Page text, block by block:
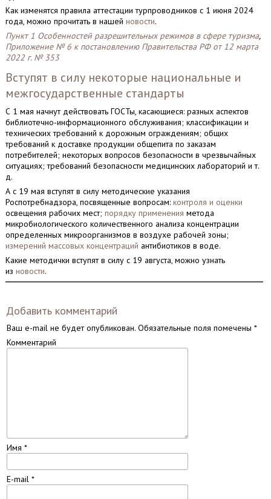
Как изменятся правила аттестации турпроводников с 1 июня 2024
года, можно прочитать в нашей новости.
Пункт 1 Особенностей разрешительных режимов в сфере туризма,
Приложение № 6 к постановлению Правительства РФ от 12 марта
2022 г. № 353
Вступят в силу некоторые национальные и
межгосударственные стандарты
С 1 мая начнут действовать ГОСТы, касающиеся: разных аспектов
библиотечно-информационного обслуживания; классификации и
технических требований к дорожным ограждениям; общих
требований к доставке продукции общепита по заказам
потребителей; некоторых вопросов безопасности в чрезвычайных
ситуациях; требований безопасности медицинских лабораторий и т.
д.
А с 19 мая вступят в силу методические указания
Роспотребнадзора, посвященные вопросам: контроля и оценки
освещения рабочих мест; порядку применения метода
микробиологического количественного анализа концентрации
определенных микроорганизмов в воздухе рабочей зоны;
измерений массовых концентраций антибиотиков в воде.
Какие методички вступят в силу с 19 августа, можно узнать
из новости.
Добавить комментарий
Ваш e-mail не будет опубликован.Обязательные поля помечены *
Комментарий
Имя *
E-mail *